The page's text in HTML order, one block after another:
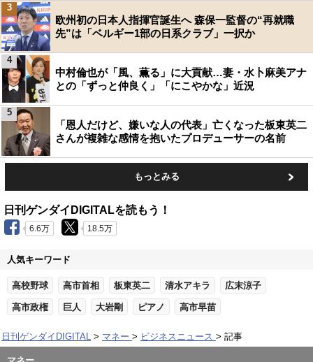
欧州初の日本人指揮官誕生へ 森保一監督の“再就職
先”は「ベルギー1部の日系クラブ」一択か
3
中村倫也が「風、薫る」に大貢献…妻・水卜麻美アナ
との「ずっと仲良く」「にこやかな」近況
4
「恩人だけど、嫌いな人の代表」亡くなった板東英二
さんが複雑な感情を抱いたプロデューサーの名前
5
もっとみる
日刊ゲンダイDIGITALを読もう！
6.6万 18.5万
人気キーワード
高校野球 高市首相 板東英二 清水アキラ 広末涼子
高市政権 巨人 大岩剛 ピアノ 高市早苗
日刊ゲンダイDIGITAL マネー ビジネスニュース 記事